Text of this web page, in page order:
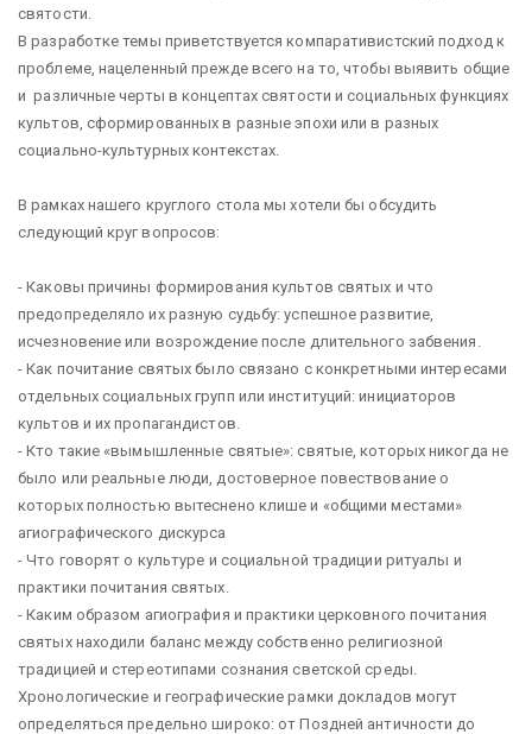
святости.
В разработке темы приветствуется компаративистский подход к
проблеме, нацеленный прежде всего на то, чтобы выявить общие
и различные черты в концептах святости и социальных функциях
культов, сформированных в разные эпохи или в разных
социально-культурных контекстах.
В рамках нашего круглого стола мы хотели бы обсудить
следующий круг вопросов:
- Каковы причины формирования культов святых и что
предопределяло их разную судьбу: успешное развитие,
исчезновение или возрождение после длительного забвения.
- Как почитание святых было связано с конкретными интересами
отдельных социальных групп или институций: инициаторов
культов и их пропагандистов.
- Кто такие «вымышленные святые»: святые, которых никогда не
было или реальные люди, достоверное повествование о
которых полностью вытеснено клише и «общими местами»
агиографического дискурса
- Что говорят о культуре и социальной традиции ритуалы и
практики почитания святых.
- Каким образом агиография и практики церковного почитания
святых находили баланс между собственно религиозной
традицией и стереотипами сознания светской среды.
Хронологические и географические рамки докладов могут
определяться предельно широко: от Поздней античности до